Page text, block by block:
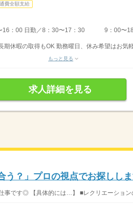
費全額支給
16：00 日勤／8：30〜17：30 9：00〜18
休暇の取得もOK 勤務曜日、休み希望はお気軽
もっと見る
求人詳細を見る
う？」プロの視点でお探ししま
事です◎ 【具体的には…】 ■レクリエーション